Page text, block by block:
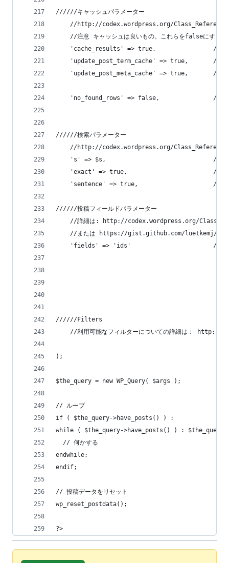
//////キャッシュパラメーター
//http://codex.wordpress.org/
//注意 キャッシュは良いもの。これらをfalseにするこ
'cache_results' => true,                //
'update_post_term_cache' => true,       //
'update_post_meta_cache' => true,       //
'no_found_rows' => false,               //
//////検索パラメーター
//http://codex.wordpress.org/
's' => $s,                              //
'exact' => true,                        //
'sentence' => true,                     //
//////投稿フィールドパラメーター
//詳細は: http://codex.wordpress.org/
//または https://gist.github.com/luetkemj/
'fields' => 'ids'                       //
//////Filters
//利用可能なフィルターについての詳細は：
);
$the_query = new WP_Query( $args );
// ループ
if ( $the_query->have_posts() ) :
while ( $the_query->have_posts() ) :
  // 何かする
endwhile;
endif;
// 投稿データをリセット
wp_reset_postdata();
?>